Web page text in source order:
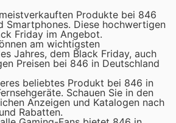
Badeanzüge und
Schwimmer jeden Niveaus bei
Produkte bei 846
Smartphones. Diese hochwertigen
Friday im Angebot.
am wichtigsten
Jahres, dem Black Friday, auch
Preisen bei 846 in Deutschland
beliebtes Produkt bei 846 in
Schauen Sie in den
Anzeigen und Katalogen nach
Rabatten.